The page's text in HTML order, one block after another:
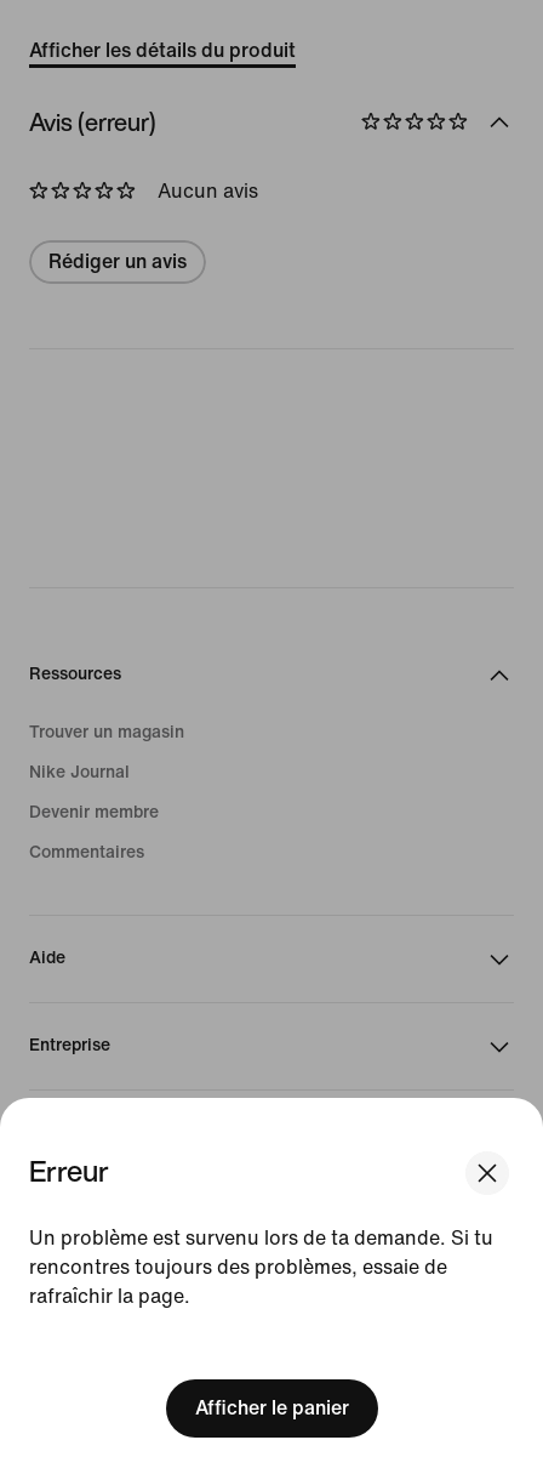
Update your location?
Canada
Erreur
Un problème est survenu lors de ta demande. Si tu
rencontres toujours des problèmes, essaie de
rafraîchir la page.
Afficher le panier
Afficher les détails du produit
Avis (erreur)
Aucun avis
Rédiger un avis
Ressources
Trouver un magasin
Nike Journal
Devenir membre
Commentaires
Aide
Entreprise
Conditions d'utilisation
Conditions générales de vente
Informations sur l'entreprise